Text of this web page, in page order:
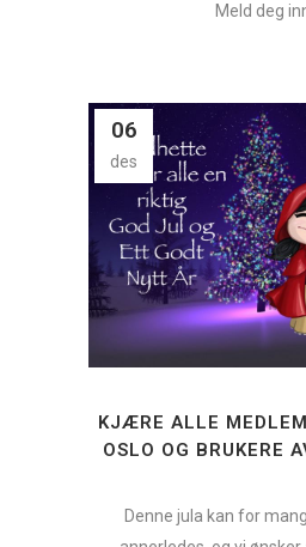
Meld deg
06
des
KJÆRE ALLE
OSLO OG BRUKERE
Denne jula kan for